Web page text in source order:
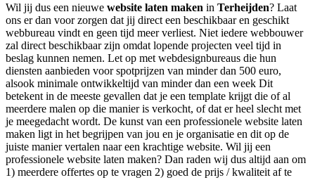
Wil jij dus een nieuwe website laten maken in Terheijden? Laat
ons er dan voor zorgen dat jij direct een beschikbaar en geschikt
webbureau vindt en geen tijd meer verliest. Niet iedere webbouwer
zal direct beschikbaar zijn omdat lopende projecten veel tijd in
beslag kunnen nemen. Let op met webdesignbureaus die hun
diensten aanbieden voor spotprijzen van minder dan 500 euro,
alsook minimale ontwikkeltijd van minder dan een week Dit
betekent in de meeste gevallen dat je een template krijgt die of al
meerdere malen op die manier is verkocht, of dat er heel slecht met
je meegedacht wordt. De kunst van een professionele website laten
maken ligt in het begrijpen van jou en je organisatie en dit op de
juiste manier vertalen naar een krachtige website. Wil jij een
professionele website laten maken? Dan raden wij dus altijd aan om
1) meerdere offertes op te vragen 2) goed de prijs / kwaliteit af te